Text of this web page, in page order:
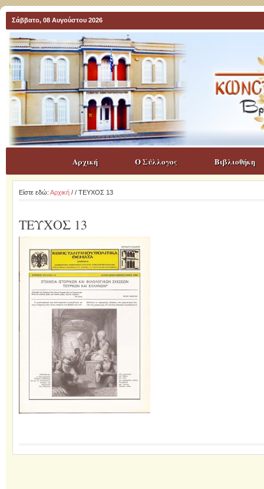
Σάββατο, 08 Αυγούστου 2026
Αρχική Ο Σύλλογος Βιβλιοθήκη
Είστε εδώ: Αρχική/ / ΤΕΥΧΟΣ 13
ΤΕΥΧΟΣ 13